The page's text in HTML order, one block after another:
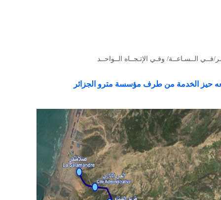
حيز الخدمة من طرف مؤسسة مترو الجزائر